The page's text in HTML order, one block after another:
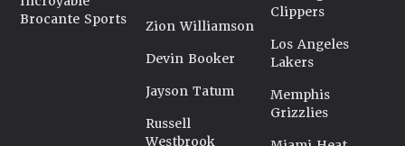
Brocante Sports
Zion Williamson
Devin Booker
Jayson Tatum
Russell
Westbrook
Clippers
Los Angeles
Lakers
Memphis
Grizzlies